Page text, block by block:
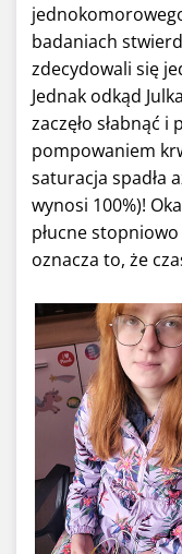
badaniach
zdecydowali się
Jednak odkąd
zaczęło słabnąć
pompowaniem
saturacja spadła
wynosi 100%)!
płucne
oznacza to, że